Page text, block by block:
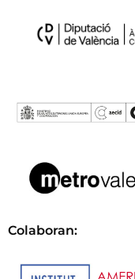
Colaboran: